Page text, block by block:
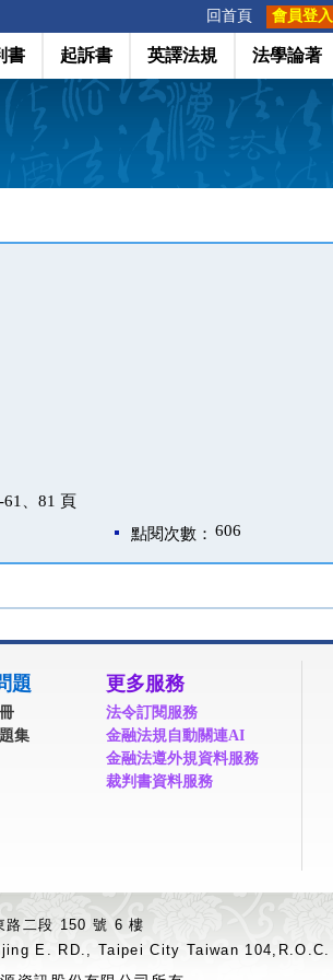
回首頁 會員登入
書 起訴書 英譯法規 法學論著
61、81 頁
點閱次數： 606
題
集
更多服務
法令訂閱服務
金融法規自動關連AI
金融法遵外規資料服務
裁判書資料服務
路二段 150 號 6 樓
E. RD., Taipei City Taiwan 104,R.O.C.